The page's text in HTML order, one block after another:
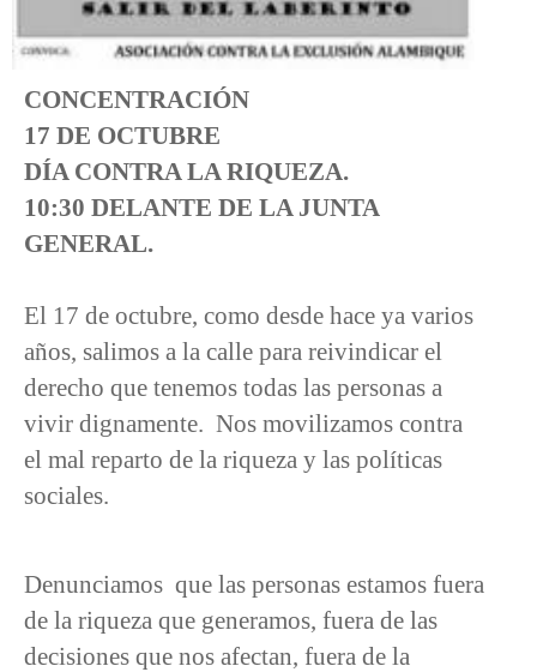
CONCENTRACIÓN
17 DE OCTUBRE
DÍA CONTRA LA RIQUEZA.
10:30 DELANTE DE LA JUNTA
GENERAL.
El 17 de octubre, como desde hace ya varios
años, salimos a la calle para reivindicar el
derecho que tenemos todas las personas a
vivir dignamente. Nos movilizamos contra
el mal reparto de la riqueza y las políticas
sociales.
Denunciamos que las personas estamos fuera
de la riqueza que generamos, fuera de las
decisiones que nos afectan, fuera de la